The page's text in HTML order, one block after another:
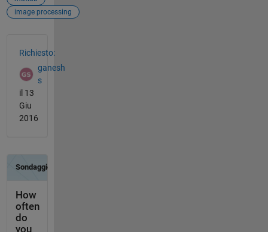
image processing
Richiesto:
ganesh
s
il 13
Giu
2016